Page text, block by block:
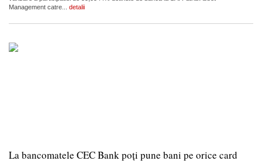
Management catre... detalii
La bancomatele CEC Bank poți pune bani pe orice card